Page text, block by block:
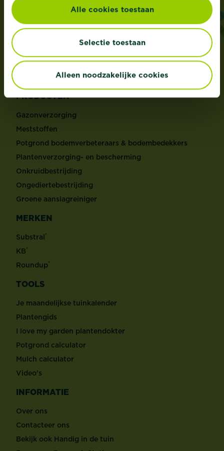
Alle cookies toestaan
Selectie toestaan
Alleen noodzakelijke cookies
Evergreen Garden Care Belgium bvba sprl,
Dieptestraat 2 bus 11, 9160 Lokeren, België
Roundup®is een geregistreerd handelsmerk en
gebruikt onder licentie
PRODUCTEN
Gazonverzorging
Meststoffen
Potgrond bodemverbeteraars & bodembedekkers
Plantenverzorging- en bescherming
Onkruidbestrijding
Ongediertebestrijding
Groene aanslagreiniger
MERKEN
Substral®
KB®
Roundup®
TOOLS
Je maandelijkse tuinkalender
Plantengids
I love my garden plantendokter
Potgrond calculator
Mulch calculator
Video's
INFORMATIE
Over ons
Contacteer ons
Bekijk ook Handig in de tuin